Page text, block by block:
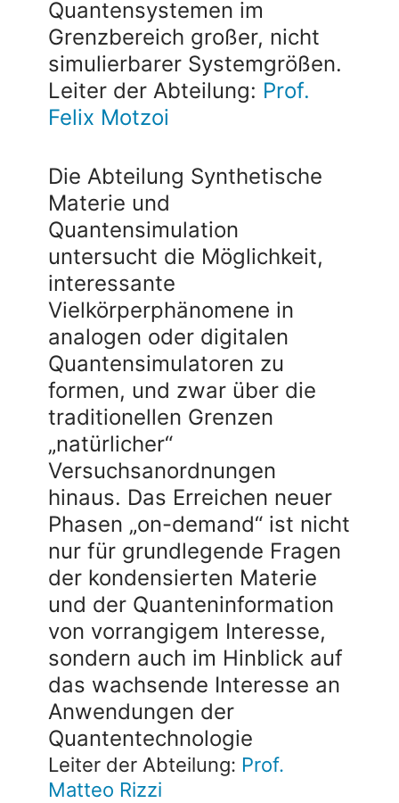
Quantensystemen im
Grenzbereich großer, nicht
simulierbarer Systemgrößen.
Leiter der Abteilung: Prof.
Felix Motzoi
Die Abteilung Synthetische
Materie und
Quantensimulation
untersucht die Möglichkeit,
interessante
Vielkörperphänomene in
analogen oder digitalen
Quantensimulatoren zu
formen, und zwar über die
traditionellen Grenzen
„natürlicher“
Versuchsanordnungen
hinaus. Das Erreichen neuer
Phasen „on-demand“ ist nicht
nur für grundlegende Fragen
der kondensierten Materie
und der Quanteninformation
von vorrangigem Interesse,
sondern auch im Hinblick auf
das wachsende Interesse an
Anwendungen der
Quantentechnologie
Leiter der Abteilung: Prof.
Matteo Rizzi